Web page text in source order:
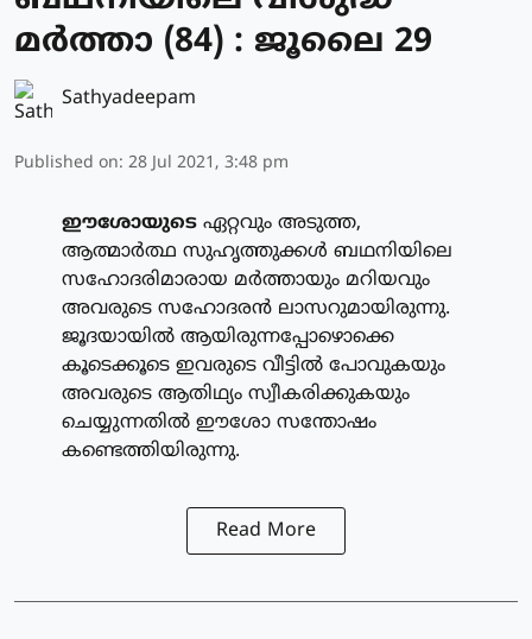
മര്‍ത്താ (84) : ജൂലൈ 29
Sathyadeepam
Published on: 28 Jul 2021, 3:48 pm
ഈശോയുടെ ഏറ്റവും അടുത്ത,
ആത്മാര്‍ത്ഥ സുഹൃത്തുക്കള്‍ ബഥനിയിലെ
സഹോദരിമാരായ മര്‍ത്തായും മറിയവും
അവരുടെ സഹോദരന്‍ ലാസറുമായിരുന്നു.
ജൂദയായില്‍ ആയിരുന്നപ്പോഴൊക്കെ
കൂടെക്കൂടെ ഇവരുടെ വീട്ടില്‍ പോവുകയും
അവരുടെ ആതിഥ്യം സ്വീകരിക്കുകയും
ചെയ്യുന്നതില്‍ ഈശോ സന്തോഷം
കണ്ടെത്തിയിരുന്നു.
Read More